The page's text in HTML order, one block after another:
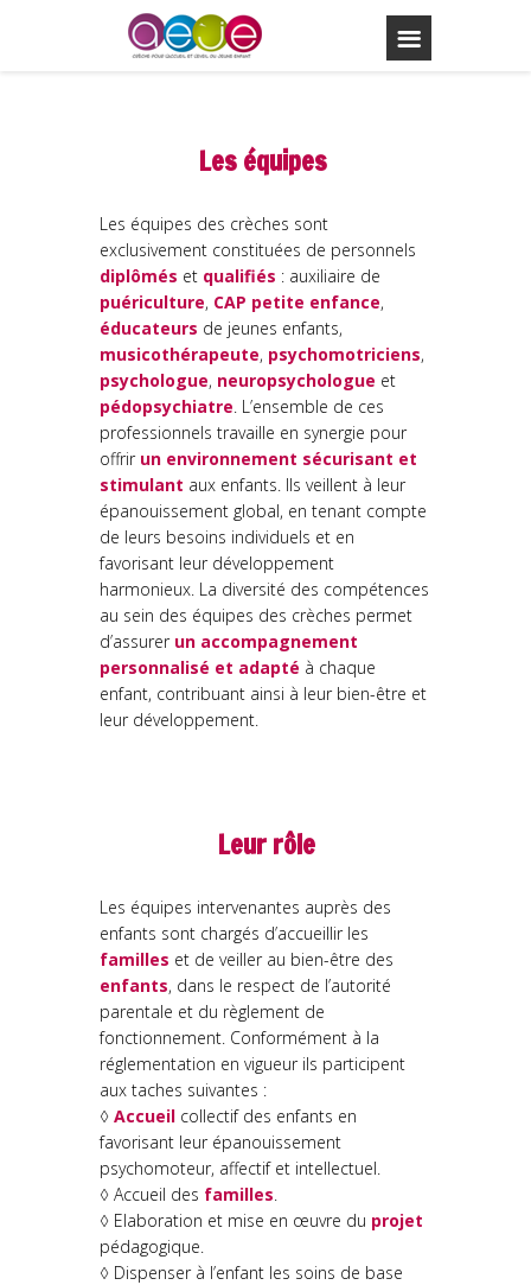
Les équipes
Les équipes des crèches sont
exclusivement constituées de personnels
diplômés et qualifiés : auxiliaire de
puériculture, CAP petite enfance,
éducateurs de jeunes enfants,
musicothérapeute, psychomotriciens,
psychologue, neuropsychologue et
pédopsychiatre. L’ensemble de ces
professionnels travaille en synergie pour
offrir un environnement sécurisant et
stimulant aux enfants. Ils veillent à leur
épanouissement global, en tenant compte
de leurs besoins individuels et en
favorisant leur développement
harmonieux. La diversité des compétences
au sein des équipes des crèches permet
d’assurer un accompagnement
personnalisé et adapté à chaque
enfant, contribuant ainsi à leur bien-être et
leur développement.
Leur rôle
Les équipes intervenantes auprès des
enfants sont chargés d’accueillir les
familles et de veiller au bien-être des
enfants, dans le respect de l’autorité
parentale et du règlement de
fonctionnement. Conformément à la
réglementation en vigueur ils participent
aux taches suivantes :
◊ Accueil collectif des enfants en
favorisant leur épanouissement
psychomoteur, affectif et intellectuel.
◊ Accueil des familles.
◊ Elaboration et mise en œuvre du projet
pédagogique.
◊ Dispenser à l’enfant les soins de base